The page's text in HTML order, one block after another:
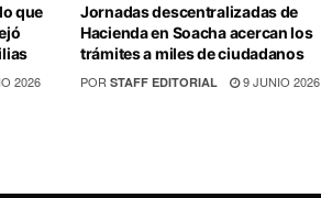
que
2026
Jornadas descentralizadas de
Hacienda en Soacha acercan los
trámites a miles de ciudadanos
POR STAFF EDITORIAL 9 JUNIO 2026